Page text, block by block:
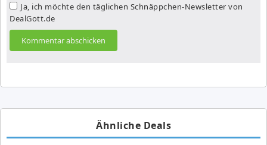
Ja, ich möchte den täglichen Schnäppchen-Newsletter von
DealGott.de
Ähnliche Deals